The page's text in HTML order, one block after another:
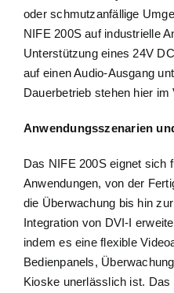
oder schmutzanfällige
NIFE 200S auf industrielle
Unterstützung eines 24V
auf einen Audio-Ausgang
Dauerbetrieb stehen hier im
Anwendungsszenarien
Das NIFE 200S eignet sich
Anwendungen, von der
die Überwachung bis hin
Integration von DVI-I
indem es eine flexible
Bedienpanels,
Kioske unerlässlich ist.